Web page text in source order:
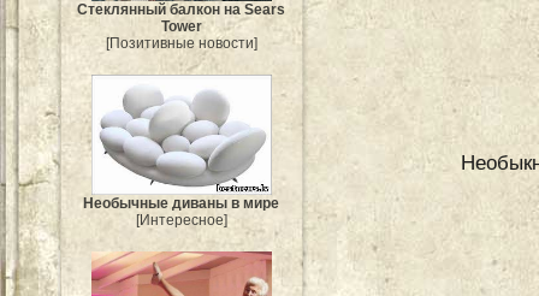
Стеклянный балкон на Sears
Tower
[Позитивные новости]
Необычные диваны в мире
[Интересное]